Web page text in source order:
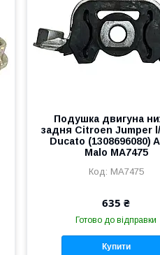
Подушка двигуна
задня Citroen Jumper
Ducato (1308696080)
Malo MA7475
MA7475
635 ₴
Готово до відправки
Купити